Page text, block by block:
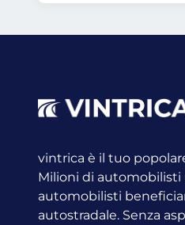
vintrica è il tuo
Milioni di automobilisti
automobilisti
autostradale. Senza